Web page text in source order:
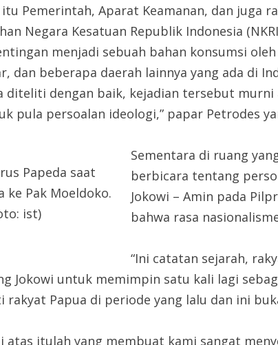
itu Pemerintah, Aparat Keamanan, dan
Negara Kesatuan Republik Indonesia
menjadi sebuah bahan konsumsi
dan beberapa daerah lainnya yang ada di
diteliti dengan baik, kejadian tersebut murni
pula persoalan ideologi,” papar Petrodes
Papeda saat
ke Pak Moeldoko.
ist)
Sementara di ruang
berbicara tentang
Jokowi – Amin pada
bahwa rasa
“Ini catatan sejarah,
Jokowi untuk memimpin satu kali lagi
rakyat Papua di periode yang lalu dan ini
atas itulah yang membuat kami sangat